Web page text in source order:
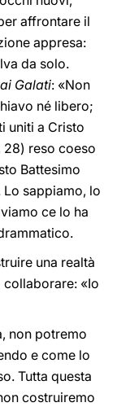
affrontare il
appresa:
da solo.
Galati: «Non
né libero;
uniti a Cristo
28) reso coeso
Battesimo
Lo sappiamo, lo
ce lo ha
una realtà
«Io
non potremo
e come lo
Tutta questa
costruiremo